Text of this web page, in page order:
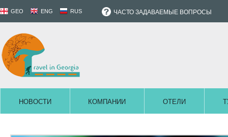
GEO ENG RUS ЧАСТО ЗАДАВАЕМЫЕ ВОПРОСЫ
НОВОСТИ КОМПАНИИ ОТЕЛИ